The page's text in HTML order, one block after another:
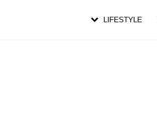
LIFESTYLE
pe măsură ce înaintezi în vârstă